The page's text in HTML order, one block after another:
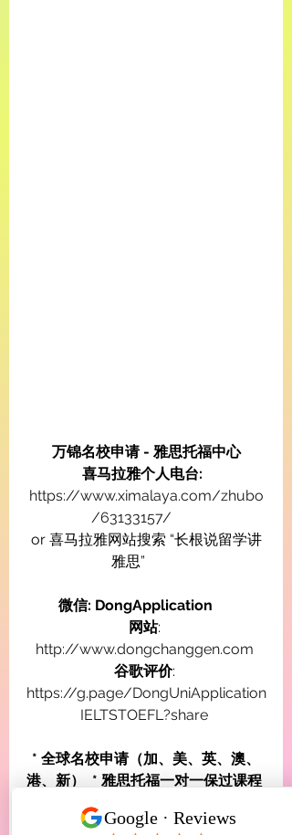
万锦名校申请 - 雅思托福中心
喜马拉雅个人电台:
https://www.ximalaya.com/zhubo
/63133157/
or 喜马拉雅网站搜索 “长根说留学讲
雅思”
微信: DongApplication
网站:
http://www.dongchanggen.com
谷歌评价:
https://g.page/DongUniApplication
IELTSTOEFL?share
* 全球名校申请（加、美、英、澳、
港、新）  * 雅思托福一对一保过课程
* 高端留学监护 * 顶级私校申请 * 公立